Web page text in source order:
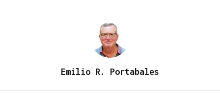
Emilio R. Portabales